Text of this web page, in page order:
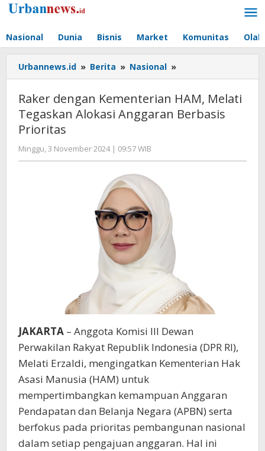
Lewati
Nasional Dunia Bisnis Market Komunitas
Urbannews.id » Berita » Nasional »
dengan
HAM,
Melati
Berbasis
Raker dengan Kementerian HAM, Melati
Tegaskan Alokasi Anggaran Berbasis
Prioritas
Minggu, 3 November 2024 | 09:57 WIB
Hengki
JAKARTA – Anggota Komisi III Dewan
Perwakilan Rakyat Republik Indonesia (DPR RI),
Melati Erzaldi, mengingatkan Kementerian Hak
Asasi Manusia (HAM) untuk
mempertimbangkan kemampuan Anggaran
Pendapatan dan Belanja Negara (APBN) serta
berfokus pada prioritas pembangunan nasional
dalam setiap pengajuan anggaran. Hal ini